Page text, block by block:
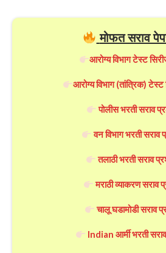
मोफत सराव
आरोग्य विभाग टेस्ट
आरोग्य विभाग (तांत्रिक)
पोलीस भरती सराव
वन विभाग भरती सराव
तलाठी भरती सराव
मराठी व्याकरण सराव
चालू घडामोडी सराव
Indian आर्मी भरती